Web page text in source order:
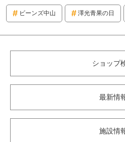
ビーンズ中山 澤光青果の日
ショップ
最新情
施設情